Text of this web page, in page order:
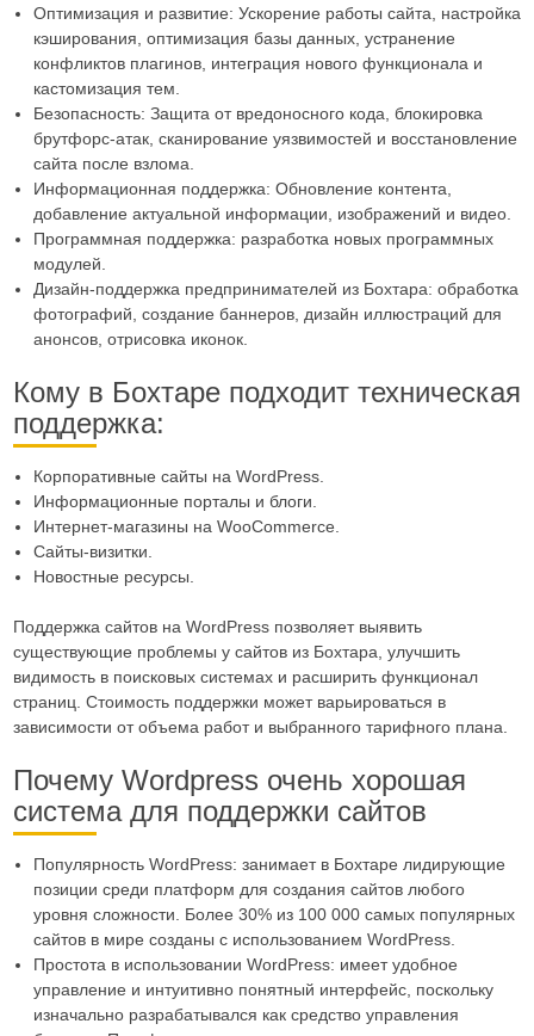
Оптимизация и развитие: Ускорение работы сайта, настройка
кэширования, оптимизация базы данных, устранение
конфликтов плагинов, интеграция нового функционала и
кастомизация тем.
Безопасность: Защита от вредоносного кода, блокировка
брутфорс-атак, сканирование уязвимостей и восстановление
сайта после взлома.
Информационная поддержка: Обновление контента,
добавление актуальной информации, изображений и видео.
Программная поддержка: разработка новых программных
модулей.
Дизайн-поддержка предпринимателей из Бохтара: обработка
фотографий, создание баннеров, дизайн иллюстраций для
анонсов, отрисовка иконок.
Кому в Бохтаре подходит техническая
поддержка:
Корпоративные сайты на WordPress.
Информационные порталы и блоги.
Интернет-магазины на WooCommerce.
Сайты-визитки.
Новостные ресурсы.
Поддержка сайтов на WordPress позволяет выявить
существующие проблемы у сайтов из Бохтара, улучшить
видимость в поисковых системах и расширить функционал
страниц. Стоимость поддержки может варьироваться в
зависимости от объема работ и выбранного тарифного плана.
Почему Wordpress очень хорошая
система для поддержки сайтов
Популярность WordPress: занимает в Бохтаре лидирующие
позиции среди платформ для создания сайтов любого
уровня сложности. Более 30% из 100 000 самых популярных
сайтов в мире созданы с использованием WordPress.
Простота в использовании WordPress: имеет удобное
управление и интуитивно понятный интерфейс, поскольку
изначально разрабатывался как средство управления